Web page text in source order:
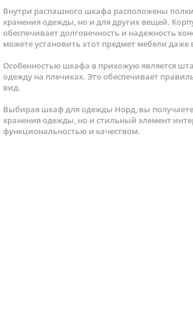
Внутри распашного шкафа расположены
хранения одежды, но и для других вещей.
обеспечивает долговечность и надежность
можете установить этот предмет мебели
Особенностью шкафа в прихожую является
одежду на плечиках. Это обеспечивает
вид.
Выбирая шкаф для одежды Норд, вы
хранения одежды, но и стильный элемент
функциональностью и качеством.